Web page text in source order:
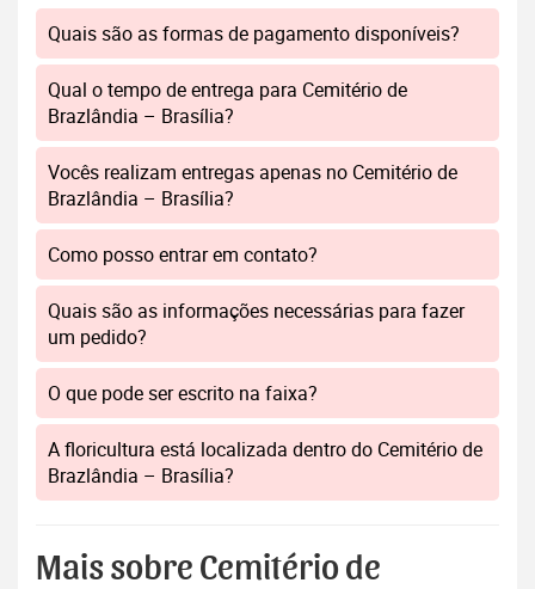
Quais são as formas de pagamento disponíveis?
Qual o tempo de entrega para Cemitério de
Brazlândia – Brasília?
Vocês realizam entregas apenas no Cemitério de
Brazlândia – Brasília?
Como posso entrar em contato?
Quais são as informações necessárias para fazer
um pedido?
O que pode ser escrito na faixa?
A floricultura está localizada dentro do Cemitério de
Brazlândia – Brasília?
Mais sobre Cemitério de